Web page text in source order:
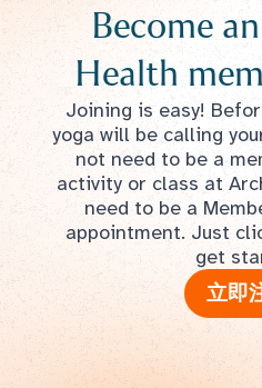
Become
Health
Joining is easy!
yoga will be calling
not need to be a
activity or class at
need to be a
appointment. Just
get
立即